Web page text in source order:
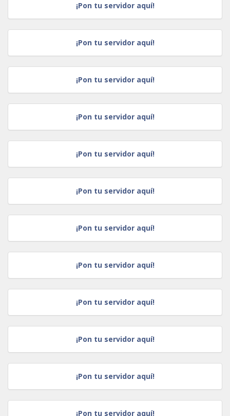
¡Pon tu servidor aquí!
¡Pon tu servidor aquí!
¡Pon tu servidor aquí!
¡Pon tu servidor aquí!
¡Pon tu servidor aquí!
¡Pon tu servidor aquí!
¡Pon tu servidor aquí!
¡Pon tu servidor aquí!
¡Pon tu servidor aquí!
¡Pon tu servidor aquí!
¡Pon tu servidor aquí!
¡Pon tu servidor aquí!